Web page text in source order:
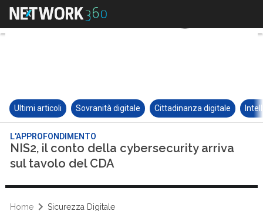
Ultimi articoli Sovranità digitale Cittadinanza digitale
L'APPROFONDIMENTO
NIS2, il conto della cybersecurity arriva
sul tavolo del CDA
Home Sicurezza Digitale